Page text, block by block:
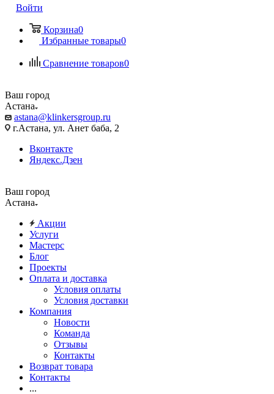
Войти
Корзина0
Избранные товары0
Сравнение товаров0
Ваш город
Астана
astana@klinkersgroup.ru
г.Астана, ул. Анет баба, 2
Вконтакте
Яндекс.Дзен
Ваш город
Астана
Акции
Услуги
Мастерс
Блог
Проекты
Оплата и доставка
Условия оплаты
Условия доставки
Компания
Новости
Команда
Отзывы
Контакты
Возврат товара
Контакты
...